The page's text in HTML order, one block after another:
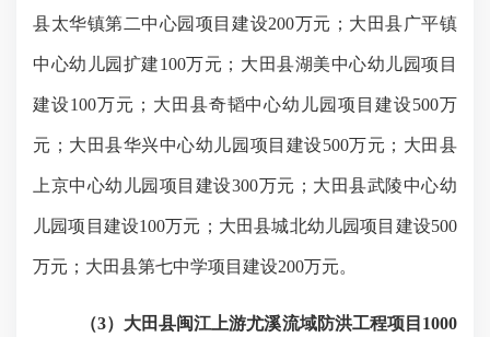
县太华镇第二中心园项目建设200万元；大田县广平镇
中心幼儿园扩建100万元；大田县湖美中心幼儿园项目
建设100万元；大田县奇韬中心幼儿园项目建设500万
元；大田县华兴中心幼儿园项目建设500万元；大田县
上京中心幼儿园项目建设300万元；大田县武陵中心幼
儿园项目建设100万元；大田县城北幼儿园项目建设500
万元；大田县第七中学项目建设200万元。
（3）大田县闽江上游尤溪流域防洪工程项目1000